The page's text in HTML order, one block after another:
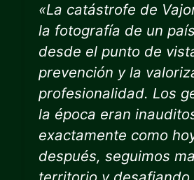
«La catástrofe de
la fotografía de un
desde el punto de
prevención y la
profesionalidad. Los
la época eran
exactamente como
después, seguimos